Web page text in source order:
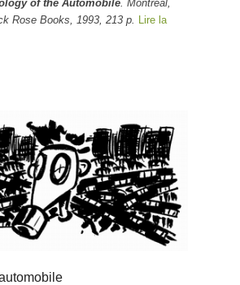
of the Automobile . Montréal,
Rose Books, 1993, 213 p.
Lire la